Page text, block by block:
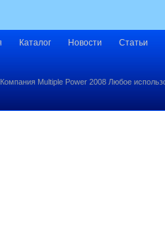
Каталог Новости Статьи
Multiple Power 2008 Любое